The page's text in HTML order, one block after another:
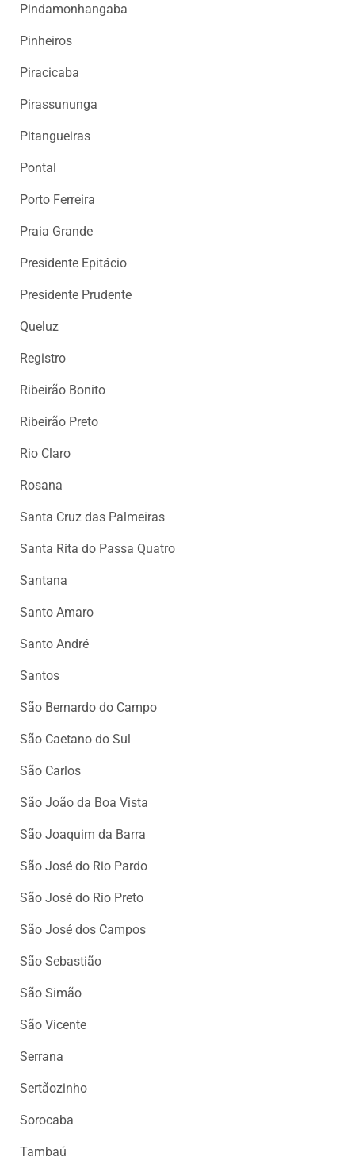
Pindamonhangaba
Pinheiros
Piracicaba
Pirassununga
Pitangueiras
Pontal
Porto Ferreira
Praia Grande
Presidente Epitácio
Presidente Prudente
Queluz
Registro
Ribeirão Bonito
Ribeirão Preto
Rio Claro
Rosana
Santa Cruz das Palmeiras
Santa Rita do Passa Quatro
Santana
Santo Amaro
Santo André
Santos
São Bernardo do Campo
São Caetano do Sul
São Carlos
São João da Boa Vista
São Joaquim da Barra
São José do Rio Pardo
São José do Rio Preto
São José dos Campos
São Sebastião
São Simão
São Vicente
Serrana
Sertãozinho
Sorocaba
Tambaú